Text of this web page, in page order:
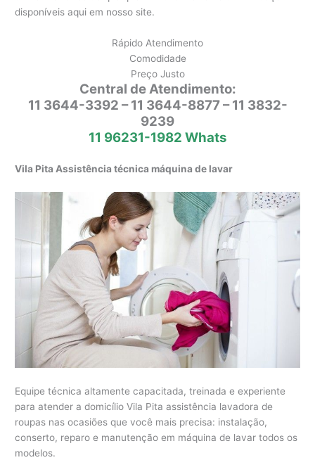
disponíveis aqui em nosso site.
Rápido Atendimento
Comodidade
Preço Justo
Central de Atendimento:
11 3644-3392 – 11 3644-8877 – 11 3832-
9239
11 96231-1982 Whats
Vila Pita Assistência técnica máquina de lavar
Equipe técnica altamente capacitada, treinada e experiente
para atender a domicílio Vila Pita assistência lavadora de
roupas nas ocasiões que você mais precisa: instalação,
conserto, reparo e manutenção em máquina de lavar todos os
modelos.